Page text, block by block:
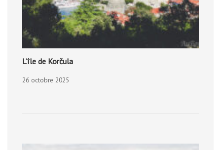
L’île de Korčula
26 octobre 2025